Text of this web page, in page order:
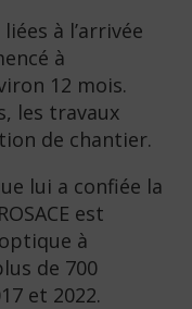
à l’arrivée
à
12 mois.
les travaux
de chantier.
lui a confiée la
est
à
de 700
et 2022.